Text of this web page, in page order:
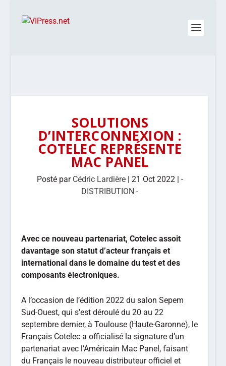
SOLUTIONS
D’INTERCONNEXION :
COTELEC REPRÉSENTE
MAC PANEL
Posté par Cédric Lardière| 21 Oct 2022| -
DISTRIBUTION -
Avec ce nouveau partenariat, Cotelec assoit
davantage son statut d’acteur français et
international dans le domaine du test et des
composants électroniques.
A l’occasion de l’édition 2022 du salon Sepem
Sud-Ouest, qui s’est déroulé du 20 au 22
septembre dernier, à Toulouse (Haute-Garonne), le
Français Cotelec a officialisé la signature d’un
partenariat avec l’Américain Mac Panel, faisant
du Français le nouveau distributeur officiel et